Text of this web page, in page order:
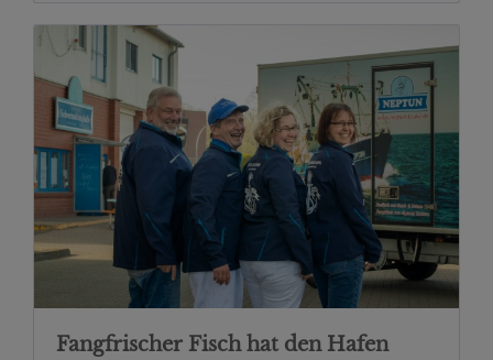
Fangfrischer Fisch hat den Hafen